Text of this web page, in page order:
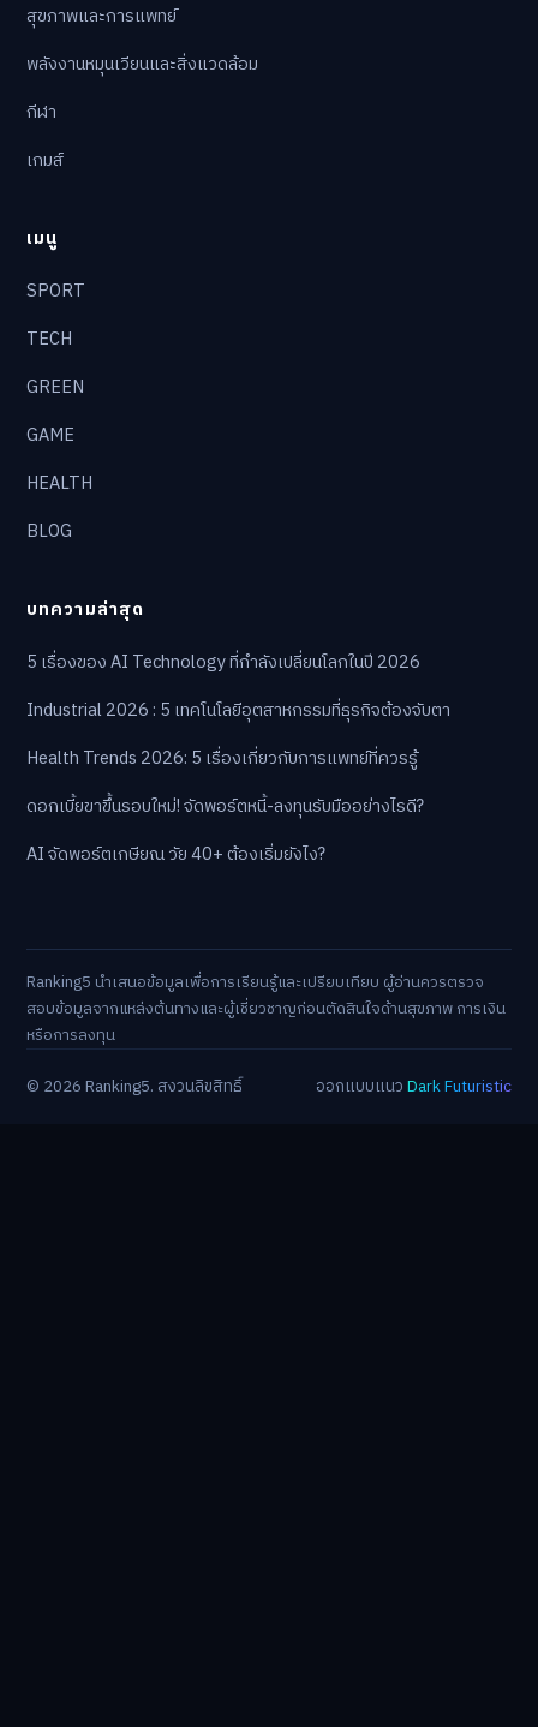
สุขภาพและการแพทย์
พลังงานหมุนเวียนและสิ่งแวดล้อม
กีฬา
เกมส์
เมนู
SPORT
TECH
GREEN
GAME
HEALTH
BLOG
บทความล่าสุด
5 เรื่องของ AI Technology ที่กำลังเปลี่ยนโลกในปี 2026
Industrial 2026 : 5 เทคโนโลยีอุตสาหกรรมที่ธุรกิจต้องจับตา
Health Trends 2026: 5 เรื่องเกี่ยวกับการแพทย์ที่ควรรู้
ดอกเบี้ยขาขึ้นรอบใหม่! จัดพอร์ตหนี้-ลงทุนรับมืออย่างไรดี?
AI จัดพอร์ตเกษียณ วัย 40+ ต้องเริ่มยังไง?
Ranking5 นำเสนอข้อมูลเพื่อการเรียนรู้และเปรียบเทียบ ผู้อ่านควรตรวจ
สอบข้อมูลจากแหล่งต้นทางและผู้เชี่ยวชาญก่อนตัดสินใจด้านสุขภาพ การเงิน
หรือการลงทุน
© 2026 Ranking5. สงวนลิขสิทธิ์
ออกแบบแนวDark Futuristic